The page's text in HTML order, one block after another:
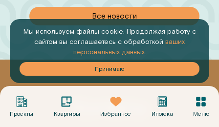
Все новости
Контакты
Мы используем файлы cookie. Продолжая работу с
сайтом вы соглашаетесь с обработкой ваших
персональных данных.
Принимаю
Проекты Квартиры Избранное Ипотека Меню